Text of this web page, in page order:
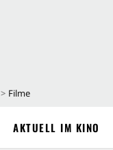
Filme
AKTUELL IM KINO